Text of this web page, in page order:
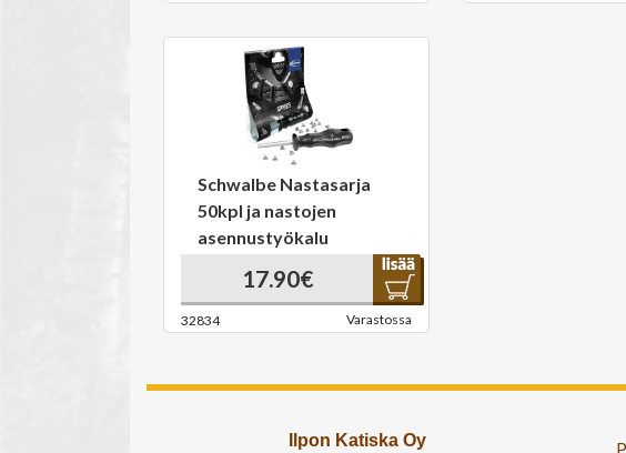
Schwalbe Nastasarja
50kpl ja nastojen
asennustyökalu
17.90€
32834 Varastossa
Ilpon Katiska Oy